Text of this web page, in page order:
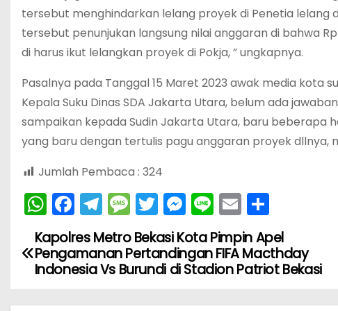
tersebut menghindarkan lelang proyek di Penetia lelang
tersebut penunjukan langsung nilai anggaran di bahwa
di harus ikut lelangkan proyek di Pokja, ” ungkapnya.
Pasalnya pada Tanggal 15 Maret 2023 awak media kota
Kepala Suku Dinas SDA Jakarta Utara, belum ada
sampaikan kepada Sudin Jakarta Utara, baru beberapa
yang baru dengan tertulis pagu anggaran proyek
Jumlah Pembaca : 324
W
h
a
ts
F
a
c
e
T
el
e
gr
M
e
s
s
T
w
itt
er
M
e
s
s
Li
n
e
E
m
ai
l
h
ar
e
N
v
Kapolres Metro Bekasi Kota Pimpin Apel
Pengamanan Pertandingan FIFA Macthday
Indonesia Vs Burundi di Stadion Patriot Bekasi